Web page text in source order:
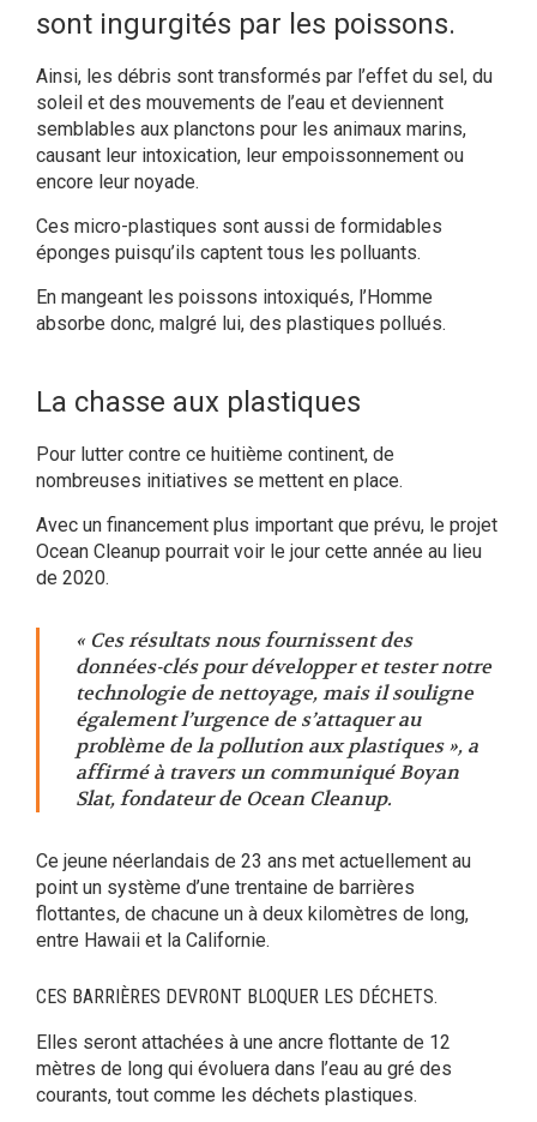
sont ingurgités par les poissons.
Ainsi, les débris sont transformés par l’effet du sel, du
soleil et des mouvements de l’eau et deviennent
semblables aux planctons pour les animaux marins,
causant leur intoxication, leur empoissonnement ou
encore leur noyade.
Ces micro-plastiques sont aussi de formidables
éponges puisqu’ils captent tous les polluants.
En mangeant les poissons intoxiqués, l’Homme
absorbe donc, malgré lui, des plastiques pollués.
La chasse aux plastiques
Pour lutter contre ce huitième continent, de
nombreuses initiatives se mettent en place.
Avec un financement plus important que prévu, le projet
Ocean Cleanup pourrait voir le jour cette année au lieu
de 2020.
« Ces résultats nous fournissent des
données-clés pour développer et tester notre
technologie de nettoyage, mais il souligne
également l’urgence de s’attaquer au
problème de la pollution aux plastiques », a
affirmé à travers un communiqué Boyan
Slat, fondateur de Ocean Cleanup.
Ce jeune néerlandais de 23 ans met actuellement au
point un système d’une trentaine de barrières
flottantes, de chacune un à deux kilomètres de long,
entre Hawaii et la Californie.
CES BARRIÈRES DEVRONT BLOQUER LES DÉCHETS.
Elles seront attachées à une ancre flottante de 12
mètres de long qui évoluera dans l’eau au gré des
courants, tout comme les déchets plastiques.